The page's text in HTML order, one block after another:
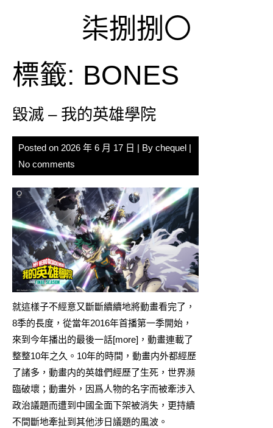
柒捌捌〇
標籤: BONES
毀滅 – 我的英雄學院
Posted on 2026 年 6 月 17 日 | By chequel |
No comments
就這樣子不經意又斷斷續續地將動畫看完了，
8季的長度，從當年2016年首播第一季開始，
來到今年播出的最後一話[more]，動畫連載了
整整10年之久。10年的時間，動畫内外都經歷
了諸多，動畫内的英雄們經歷了生死，世界瀕
臨破壞；動畫外，因爲人物的名字而被牽涉入
政治議題而遭到中國全面下架被消失，更持續
不間斷地牽扯到其他涉日議題的風波。